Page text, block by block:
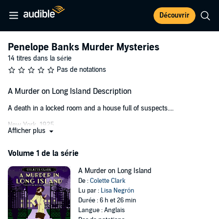
Découvrir
Penelope Banks Murder Mysteries
14 titres dans la série
Pas de notations
A Murder on Long Island Description
A death in a locked room and a house full of suspects....
New York, 1925
uncanny ability to remember everything she sees. Two talents that
speakeasies. Now, they might just help her discover the true cause
of death for a dear old family friend.
Agnes Sterling has been found dead in her Long Island mansion.
The official cause of death is ruled a suicide. After all, she was found
Afficher plus
Volume 1 de la série
A Murder on Long Island
De :Colette Clark
Lu par : Lisa Negrón
Durée : 6 h et 26 min
Langue : Anglais